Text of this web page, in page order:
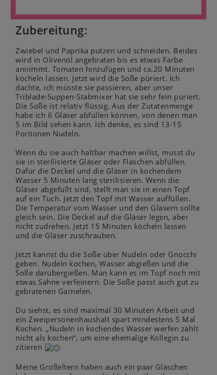
Zubereitung:
Zwiebel und Paprika putzen und schneiden. Beides
wird in Olivenöl angebraten bis es etwas Farbe
annimmt. Tomaten hinzufügen und ca.20 Minuten
köcheln lassen. Jetzt wird die Soße püriert. Ich
dachte, ich müsste sie passieren, aber unser
Triblade-Suppen-Stabmixer hat sie sehr fein püriert.
Die Soße ist relativ flüssig. Aus der Zutatenmenge
habe ich 6 Gläser abfüllen können, von denen man
5 im Bild sehen kann. Ich denke, es sind 13-15
Portionen Nudeln.
Wenn du sie auch haltbar machen willst, musst du
sie in sterilisierte Gläser oder Flaschen abfüllen.
Dafür die Deckel und die Gläser in kochendem
Wasser 5 Minuten lang sterilisieren. Wenn die
Gläser abgefüllt sind, stellt man sie in einen Topf
auf ein Tuch. Jetzt den Topf mit Wasser auffüllen.
Die Temperatur vom Wasser und den Gläsern sollte
gleich sein. Die Deckel auf die Gläser legen, aber
nicht zudrehen. Jetzt 15 Minuten köcheln lassen
und die Gläser zuschrauben.
Jetzt kannst du die Soße über Nudeln oder Gnocchi
geben. Nudeln kochen, Wasser abgießen und die
Soße darübergießen. Man kann es im Topf noch mit
etwas Sahne verfeinern. Die Soße passt auch gut zu
gebratenen Garnelen.
Du siehst, es sind maximal 30 Minuten Arbeit und
ein Zweipersonenhaushalt spart mindestens 5 Mal
Kochen. „Nudeln in kochendes Wasser werfen zählt
nicht als kochen“, um eine ehemalige Kollegin zu
zitieren
Meine Großeltern haben auch ein paar Gläschen